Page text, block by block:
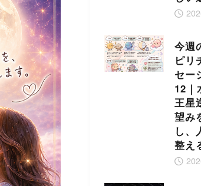
今週
ピリ
セー
12｜
王星
望み
し、
整え